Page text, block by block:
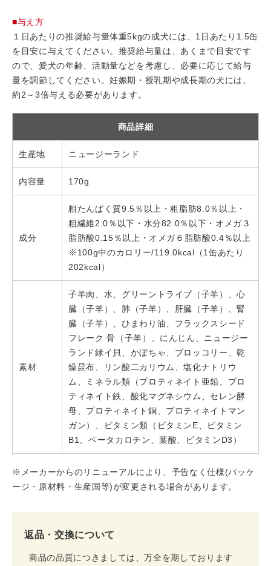
■与え方
１日あたりの推奨給与量体重5kgの成犬には、1日あたり1.5缶
を目安に与えてください。推奨給与量は、あくまで目安です
ので、愛犬の年齢、活動量などを考慮し、必要に応じて給与
量を調節してください。妊娠期・授乳期や成長期の犬には、
約2～3倍与える必要があります。
商品詳細
生産地 ニュージーランド
内容量 170g
成分
粗たんぱく質9.5％以上・粗脂肪8.0％以上・
粗繊維2.0％以下・水分82.0％以下・オメガ３
脂肪酸0.15％以上・オメガ６脂肪酸0.4％以上
※100g中のカロリー/119.0kcal（1缶あたり
202kcal）
素材
子羊肉、水、グリーントライプ（子羊）、心
臓（子羊）、肺（子羊）、肝臓（子羊）、腎
臓（子羊）、ひまわり油、フラックスシード
フレーク 骨（子羊）、にんじん、ニュージー
ランド緑イ貝、かぼちゃ、ブロッコリー、乾
燥昆布、リン酸二カリウム、塩化ナトリウ
ム、ミネラル類（プロティネイト亜鉛、プロ
ティネイト鉄、酸化マグネシウム、セレン酵
母、プロティネイト銅、プロティネイトマン
ガン）、ビタミン類（ビタミンE、ビタミン
B1、ベータカロチン、葉酸、ビタミンD3）
※メーカーからのリニューアルにより、予告なく仕様(パッケ
ージ・原材料・生産国等)が変更される場合があります。
返品・交換について
商品の品質につきましては、万全を期しております